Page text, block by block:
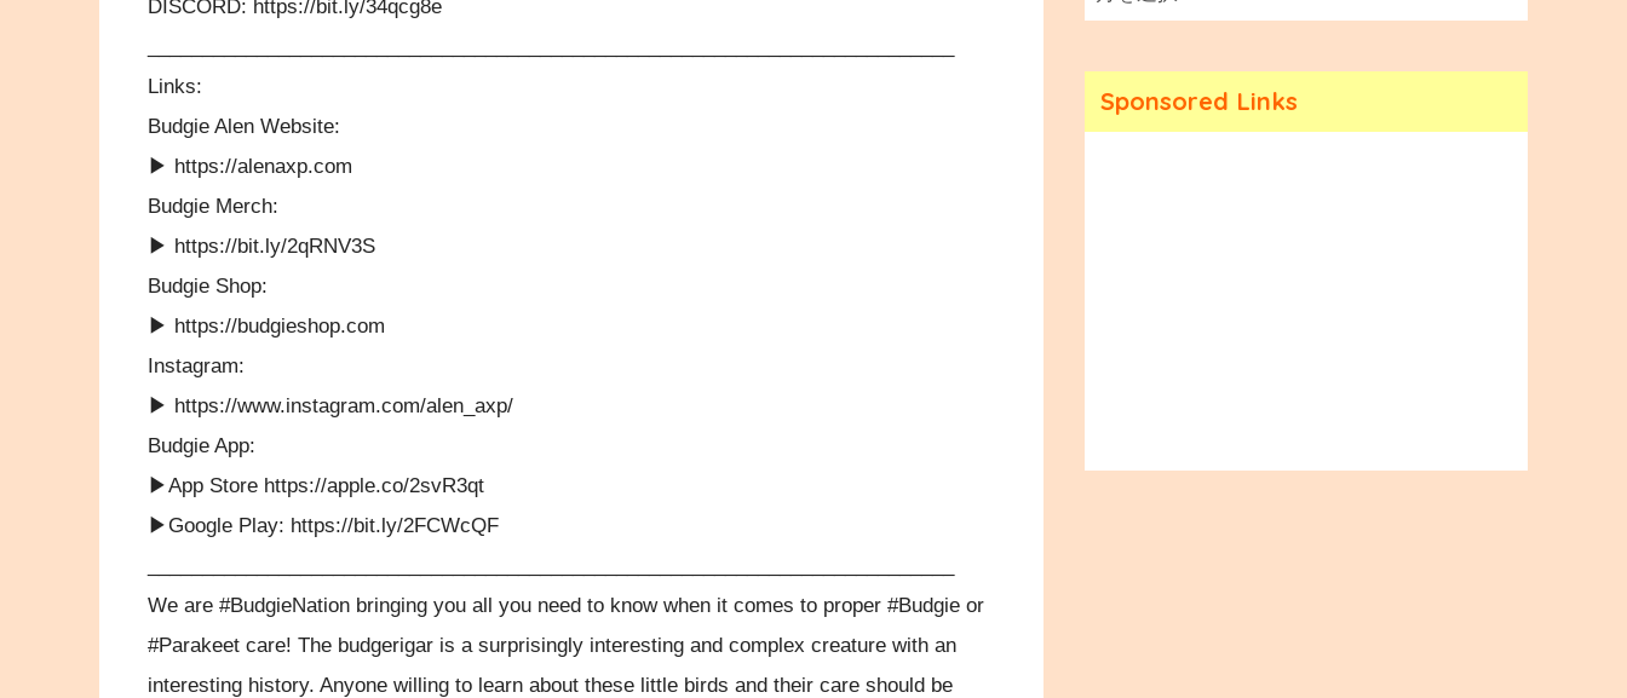
DISCORD: https://bit.ly/34qcg8e
Links:
Budgie Alen Website:
▶ https://alenaxp.com
Budgie Merch:
▶ https://bit.ly/2qRNV3S
Budgie Shop:
▶ https://budgieshop.com
Instagram:
▶ https://www.instagram.com/alen_axp/
Budgie App:
▶App Store https://apple.co/2svR3qt
▶Google Play: https://bit.ly/2FCWcQF
We are #BudgieNation bringing you all you need to know when it comes to proper #Budgie or
#Parakeet care! The budgerigar is a surprisingly interesting and complex creature with an
interesting history. Anyone willing to learn about these little birds and their care should be
Sponsored Links